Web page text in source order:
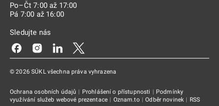
Po–Čt 7:00 až 17:00
Pá 7:00 až 16:00
Sledujte nás
Odkaz se otevře na nové kartě
Odkaz se otevře na nové kartě
Odkaz se otevře na nové kartě
© 2026 SÚKL všechna práva vyhrazena
Ochrana osobních údajů | Prohlášení o přístupnosti | Podmínky
využívání služeb webové prezentace | Oznam.to | Odběr novinek | RSS